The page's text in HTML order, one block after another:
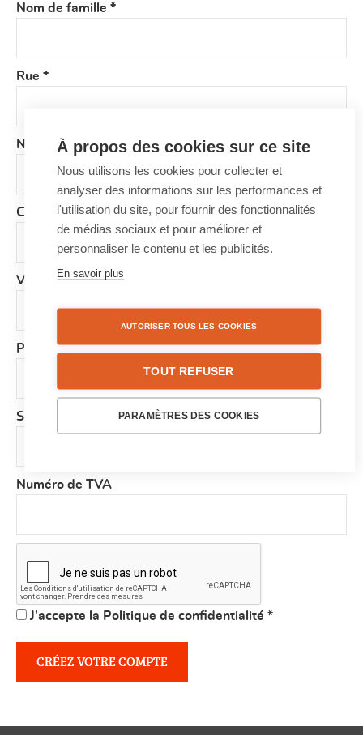
Nom de famille *
Rue *
Numéro
Code postal*
Ville
Pays
Société
Numéro de TVA
J'accepte la Politique de confidentialité *
À propos des cookies sur ce site
Nous utilisons les cookies pour collecter et
analyser des informations sur les performances et
l'utilisation du site, pour fournir des fonctionnalités
de médias sociaux et pour améliorer et
personnaliser le contenu et les publicités.
En savoir plus
AUTORISER TOUS LES COOKIES
TOUT REFUSER
PARAMÈTRES DES COOKIES